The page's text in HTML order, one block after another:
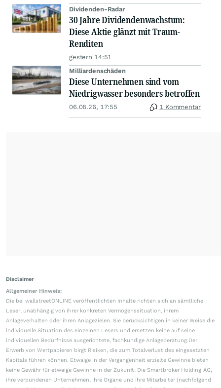
Dividenden-Radar
30 Jahre Dividendenwachstum:
Diese Aktie glänzt mit Traum-
Renditen
gestern 14:51
Milliardenschäden
Diese Unternehmen sind vom
Niedrigwasser besonders betroffen
06.08.26, 17:55 1 Kommentar
Disclaimer
Allgemeiner Hinweis:
Die bei wallstreetONLINE veröffentlichten Inhalte richten sich an sämtliche
Leser, unabhängig von ihrer konkreten Vermögenssituation, ihrem
Anlageverhalten oder ihren Anlagezielen. Sie berücksichtigen in keiner Weise die
individuelle Situation des einzelnen Lesers und ersetzen keine auf seine
individuellen Bedürfnisse ausgerichtete, fachkundige Anlageberatung.Der
Erwerb von Wertpapieren birgt Risiken, die zum Totalverlust des eingesetzten
Kapitals führen können. Etwaige in der Vergangenheit erzielte Gewinne bieten
keine Gewähr für etwaige Gewinne in der Zukunft. Die Smartbroker Holding AG,
ihre verbundenen Unternehmen, ihre Organe und ihre Mitarbeiter (nachfolgend